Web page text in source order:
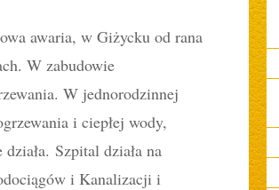
awaria, w Giżycku od rana
W zabudowie
W jednorodzinnej
i ciepłej wody,
Szpital działa na
i Kanalizacji i